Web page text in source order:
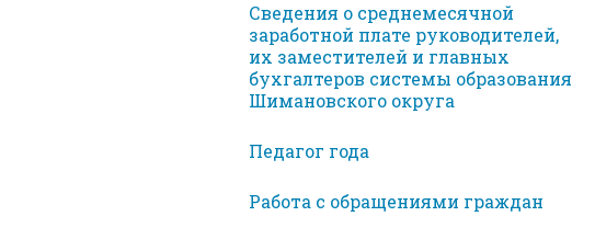
Сведения о среднемесячной
заработной плате руководителей,
их заместителей и главных
бухгалтеров системы образования
Шимановского округа
Педагог года
Работа с обращениями граждан